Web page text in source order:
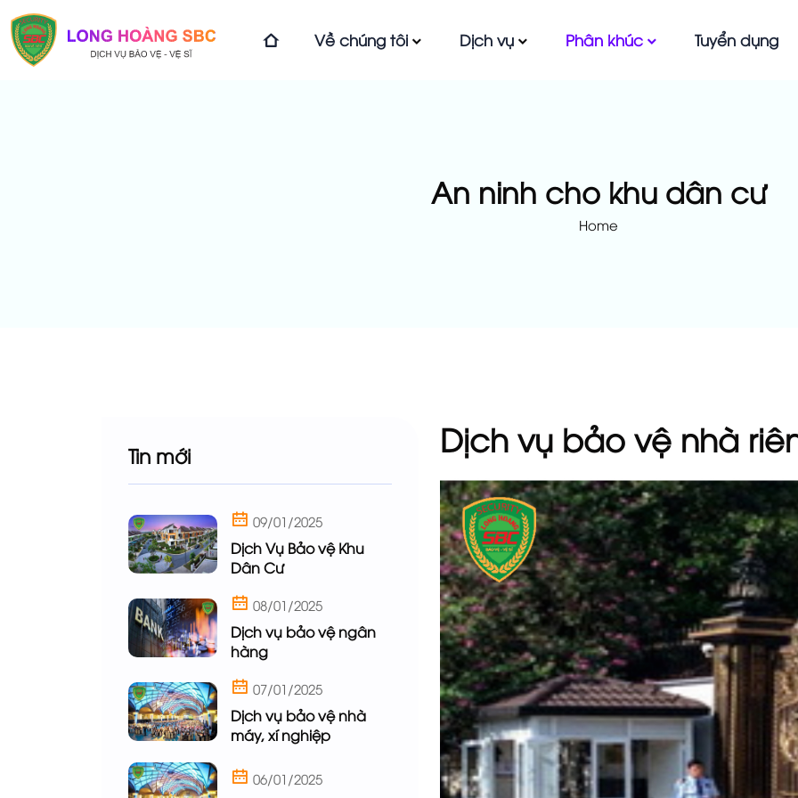
Về chúng tôi Dịch vụ Phân khúc Tuyển dụng
An ninh cho khu dân cư
Home
Tin mới
09/01/2025
Dịch Vụ Bảo vệ Khu
Dân Cư
08/01/2025
Dịch vụ bảo vệ ngân
hàng
07/01/2025
Dịch vụ bảo vệ nhà
máy, xí nghiệp
06/01/2025
Dịch vụ bảo vệ nhà